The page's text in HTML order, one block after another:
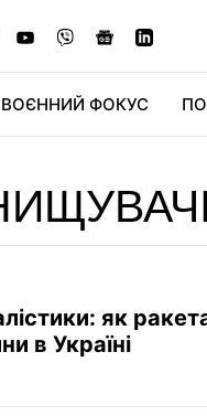
ВОЄННИЙ ФОКУС
як
в Україні